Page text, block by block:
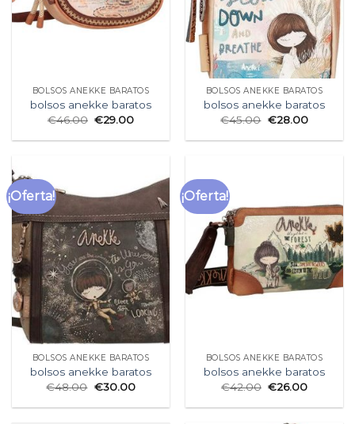
BOLSOS ANEKKE BARATOS
bolsos anekke baratos
€46.00 €29.00
BOLSOS ANEKKE BARATOS
bolsos anekke baratos
€45.00 €28.00
¡Oferta!
BOLSOS ANEKKE BARATOS
bolsos anekke baratos
€48.00 €30.00
¡Oferta!
BOLSOS ANEKKE BARATOS
bolsos anekke baratos
€42.00 €26.00